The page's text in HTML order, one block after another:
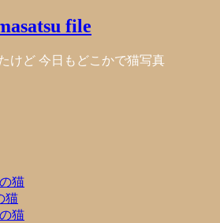
file
けど 今日もどこかで猫写真
猫
猫
猫